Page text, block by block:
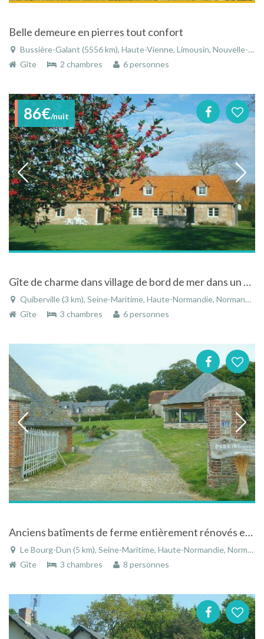
Belle demeure en pierres tout confort
Bussière-Galant (5556 km), Haute-Vienne, Limousin, Nouvelle-Aquitaine, France
Gîte
2 chambres 6 personnes
86€/nuit
Gîte de charme dans village de bord de mer dans un endroit calme et verdoyant en Normandie
Quiberville (3 km), Seine-Maritime, Haute-Normandie, Normandie, France
Gîte
3 chambres 6 personnes
Anciens batîments de ferme entièrement rénovés en Haute-Normandie
Le Bourg-Dun (5 km), Seine-Maritime, Haute-Normandie, Normandie, France
Gîte
3 chambres 8 personnes